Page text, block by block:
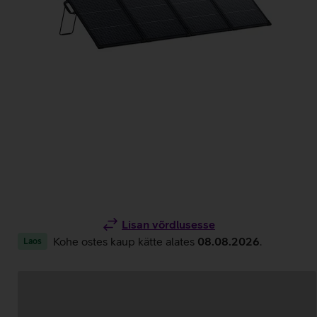
Lisan võrdlusesse
Laos Kohe ostes kaup kätte alates 08.08.2026